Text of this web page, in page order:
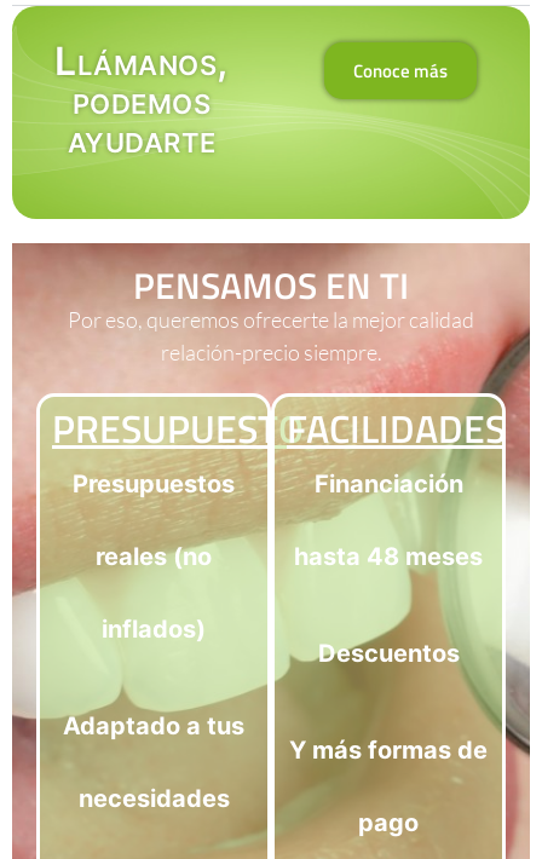
Llámanos,
podemos
ayudarte
Conoce más
PENSAMOS EN TI
Por eso, queremos ofrecerte la mejor calidad
relación-precio siempre.
PRESUPUESTO
Presupuestos
reales (no
inflados)
Adaptado a tus
necesidades
FACILIDADES
Financiación
hasta 48 meses
Descuentos
Y más formas de
pago